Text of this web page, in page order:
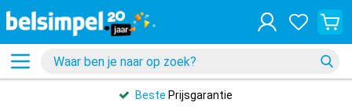
Beste Prijsgarantie